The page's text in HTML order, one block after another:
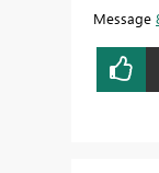
Message